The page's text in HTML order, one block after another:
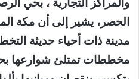
والمراكز التجارية ، بحي
الحصر، يشير إلى أن مكة
مدينة ذات أحياء حديثة
مخططات تمتلئ شوارعها